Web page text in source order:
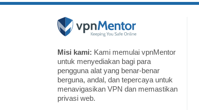
Misi kami: Kami memulai vpnMentor
untuk menyediakan bagi para
pengguna alat yang benar-benar
berguna, andal, dan tepercaya untuk
menavigasikan VPN dan memastikan
privasi web.